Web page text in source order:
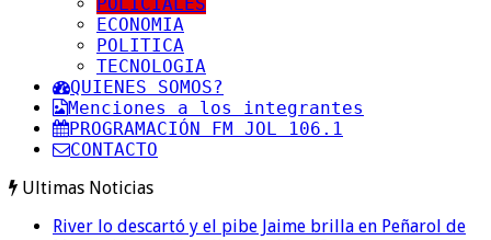
ECONOMIA
POLITICA
TECNOLOGIA
QUIENES SOMOS?
Menciones a los integrantes
PROGRAMACIÓN FM JOL 106.1
CONTACTO
Ultimas Noticias
River lo descartó y el pibe Jaime brilla en Peñarol de